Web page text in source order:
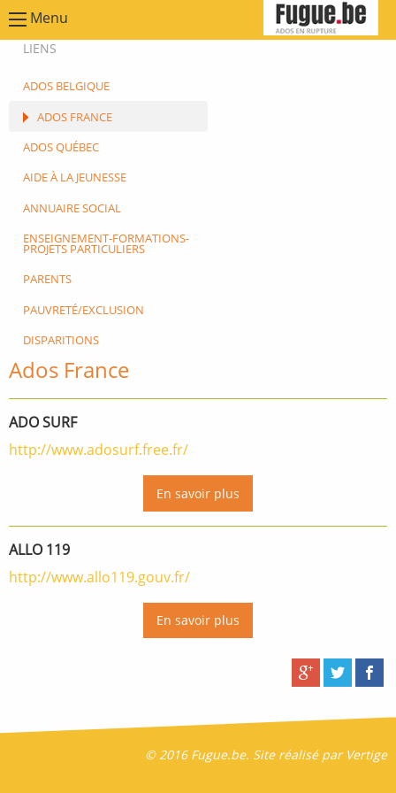
Menu
LIENS
ADOS BELGIQUE
ADOS FRANCE
ADOS QUÉBEC
AIDE À LA JEUNESSE
ANNUAIRE SOCIAL
ENSEIGNEMENT-FORMATIONS-
PROJETS PARTICULIERS
PARENTS
PAUVRETÉ/EXCLUSION
DISPARITIONS
Ados France
ADO SURF
http://www.adosurf.free.fr/
En savoir plus
ALLO 119
http://www.allo119.gouv.fr/
En savoir plus
© 2016 Fugue.be. Site réalisé par Vertige